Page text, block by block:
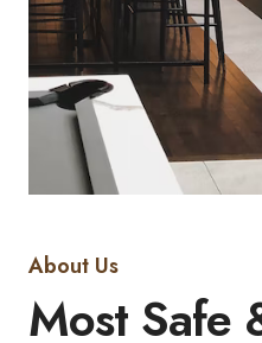
About Us
Most Safe